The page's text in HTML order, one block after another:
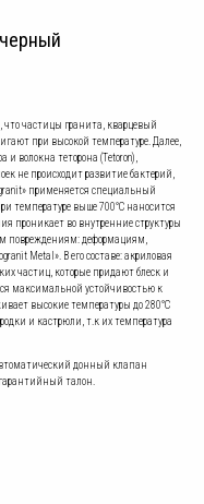
что частицы гранита, кварцевый
при высокой температуре. Далее,
волокна теторона (Tetoron),
не происходит развитие бактерий,
применяется специальный
температуре выше 700°С наносится
проникает во внутренние структуры
повреждениям: деформациям,
Metal». В его составе: акриловая
частиц, которые придают блеск и
максимальной устойчивостью к
высокие температуры до 280°С
и кастрюли, т.к их температура
донный клапан
талон.